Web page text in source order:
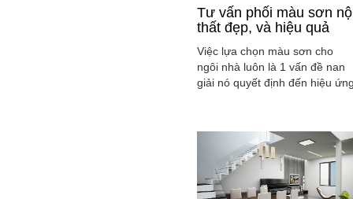
Tư vấn phối màu sơn
thất đẹp, và hiệu quả
Việc lựa chọn màu sơn cho
ngôi nhà luôn là 1 vấn đề nan
giải nó quyết định đến hiệu
của gia đình bạn.